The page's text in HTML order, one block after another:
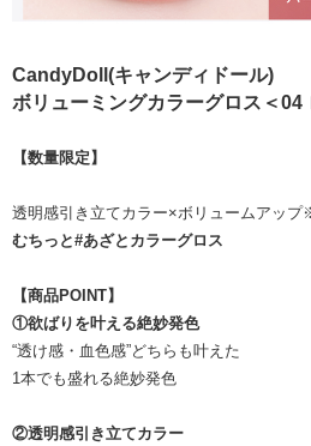
CandyDoll(キャンディドール)
ボリューミングカラーグロス＜04
【数量限定】
透明感引き立てカラー×ボリュームアップ
むちっと#あざとカラーグロス
【商品POINT】
①欲ばりを叶える絶妙発色
“透け感・血色感”どちらも叶えた
1本でも盛れる絶妙発色
②透明感引き立てカラー